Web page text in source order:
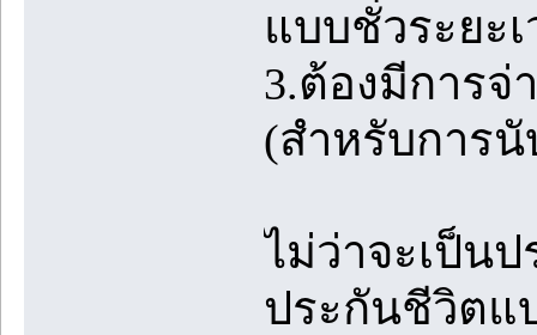
แบบชั่วระยะเ
3.ต้องมีการจ่
(สำหรับการนั
ไม่ว่าจะเป็น
ประกันชีวิตแ